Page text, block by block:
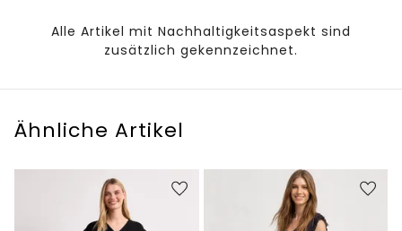
Alle Artikel mit Nachhaltigkeitsaspekt sind
zusätzlich gekennzeichnet.
Ähnliche Artikel